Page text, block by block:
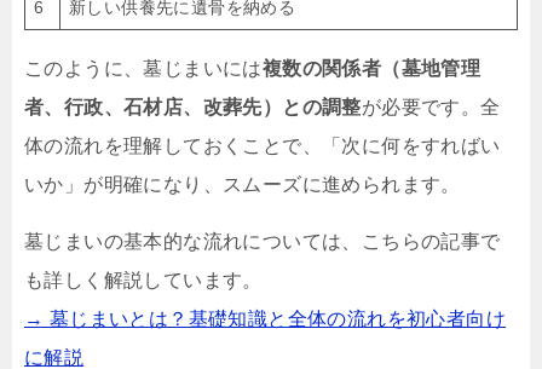
6 新しい供養先に遺骨を納める
このように、墓じまいには複数の関係者（墓地管理
者、行政、石材店、改葬先）との調整が必要です。全
体の流れを理解しておくことで、「次に何をすればい
いか」が明確になり、スムーズに進められます。
墓じまいの基本的な流れについては、こちらの記事で
も詳しく解説しています。
→ 墓じまいとは？基礎知識と全体の流れを初心者向け
に解説